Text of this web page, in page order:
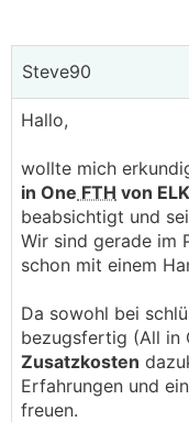
Steve90
Hallo,
wollte mich
in One FTH von ELK
beabsichtigt und
Wir sind gerade im
schon mit einem
Da sowohl bei
bezugsfertig (All in
Zusatzkosten
Erfahrungen und
freuen.